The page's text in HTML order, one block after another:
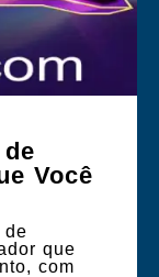
Você
de
que
com